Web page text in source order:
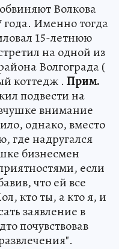
Волкова
Именно тогда
15-летнюю
на одной из
Волгограда (
коттедж . Прим.
подвести на
внимание
однако, вместо
где надругался
бизнесмен
если
что ей все
кто ты, а кто я, и
заявление в
почувствовав